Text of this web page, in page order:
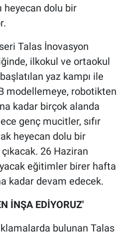
heyecan dolu bir
Talas İnovasyon
ilkokul ve ortaokul
yaz kampı ile
modellemeye, robotikten
kadar birçok alanda
genç mucitler, sıfır
heyecan dolu bir
26 Haziran
eğitimler birer hafta
kadar devam edecek.
İNŞA EDİYORUZ'
bulunan Talas